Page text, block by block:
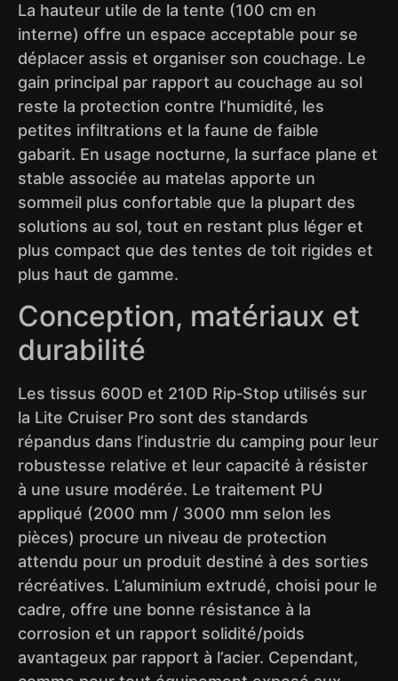
La hauteur utile de la tente (100 cm en
interne) offre un espace acceptable pour se
déplacer assis et organiser son couchage. Le
gain principal par rapport au couchage au sol
reste la protection contre l’humidité, les
petites infiltrations et la faune de faible
gabarit. En usage nocturne, la surface plane et
stable associée au matelas apporte un
sommeil plus confortable que la plupart des
solutions au sol, tout en restant plus léger et
plus compact que des tentes de toit rigides et
plus haut de gamme.
Conception, matériaux et
durabilité
Les tissus 600D et 210D Rip‑Stop utilisés sur
la Lite Cruiser Pro sont des standards
répandus dans l’industrie du camping pour leur
robustesse relative et leur capacité à résister
à une usure modérée. Le traitement PU
appliqué (2000 mm / 3000 mm selon les
pièces) procure un niveau de protection
attendu pour un produit destiné à des sorties
récréatives. L’aluminium extrudé, choisi pour le
cadre, offre une bonne résistance à la
corrosion et un rapport solidité/poids
avantageux par rapport à l’acier. Cependant,